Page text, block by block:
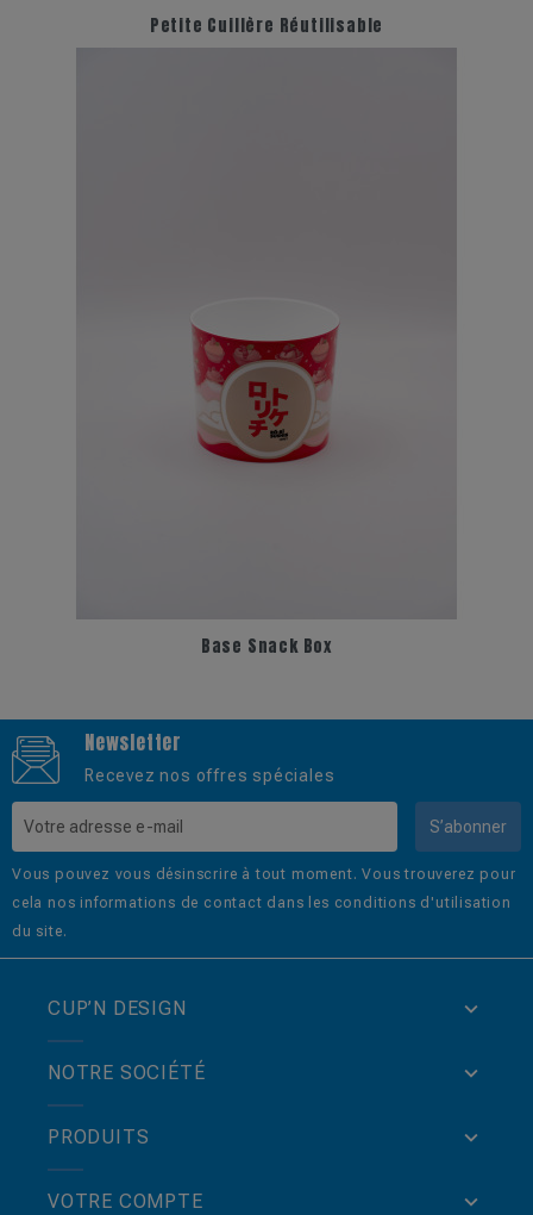
Petite Cuillère Réutilisable
Base Snack Box
Newsletter
Recevez nos offres spéciales
S’abonner
Vous pouvez vous désinscrire à tout moment. Vous trouverez pour
cela nos informations de contact dans les conditions d'utilisation
du site.
CUP’N DESIGN
NOTRE SOCIÉTÉ
PRODUITS
VOTRE COMPTE